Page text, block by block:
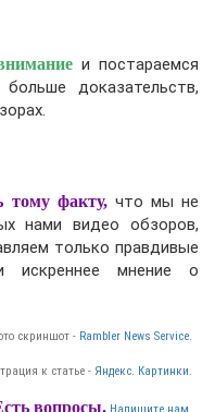
и постараемся
доказательств,
тому факту,что мы не
нами видео обзоров,
только правдивые
и искреннее мнение о
скриншот - Rambler News Service.
к статье - Яндекс. Картинки.
вопросы.